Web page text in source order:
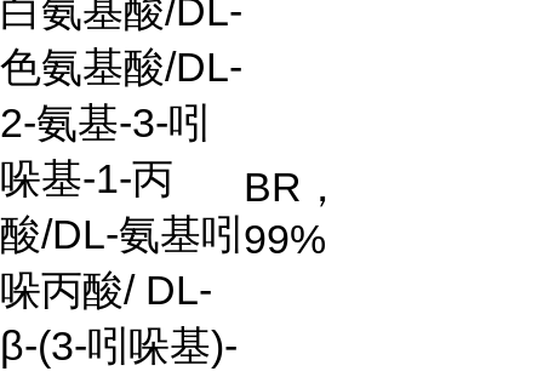
白氨基酸/DL-
色氨基酸/DL-
2-氨基-3-吲
哚基-1-丙
酸/DL-氨基吲
哚丙酸/ DL-
β-(3-吲哚基)-
BR，
99%